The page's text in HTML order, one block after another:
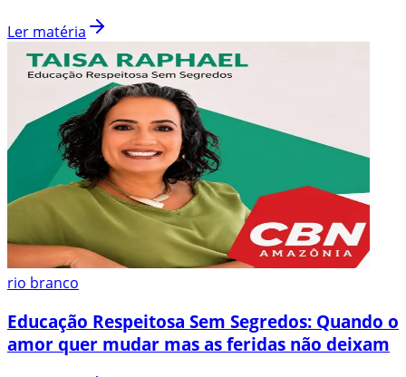
Ler matéria
rio branco
Educação Respeitosa Sem Segredos: Quando o
amor quer mudar mas as feridas não deixam